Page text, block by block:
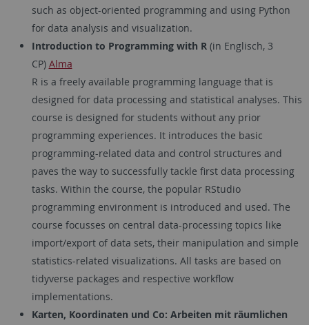
such as object-oriented programming and using Python
for data analysis and visualization.
Introduction to Programming with R(in Englisch, 3
CP) Alma
R is a freely available programming language that is
designed for data processing and statistical analyses. This
course is designed for students without any prior
programming experiences. It introduces the basic
programming-related data and control structures and
paves the way to successfully tackle first data processing
tasks. Within the course, the popular RStudio
programming environment is introduced and used. The
course focusses on central data-processing topics like
import/export of data sets, their manipulation and simple
statistics-related visualizations. All tasks are based on
tidyverse packages and respective workflow
implementations.
Karten, Koordinaten und Co: Arbeiten mit räumlichen